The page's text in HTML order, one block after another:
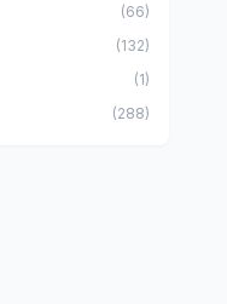
(66)
(132)
(1)
(288)